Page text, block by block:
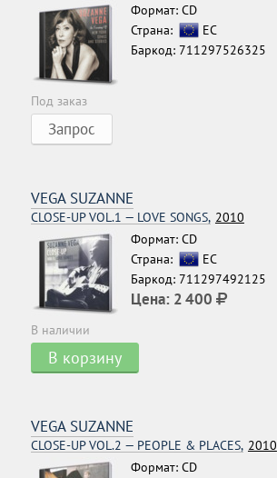
Формат: CD
Страна:
ЕС
Баркод: 711297526325
Под заказ
Запрос
VEGA SUZANNE
CLOSE-UP VOL.1 — LOVE SONGS, 2010
Формат: CD
Страна:
ЕС
Баркод: 711297492125
Цена: 2 400
В наличии
В корзину
VEGA SUZANNE
CLOSE-UP VOL.2 — PEOPLE & PLACES, 2010
Формат: CD